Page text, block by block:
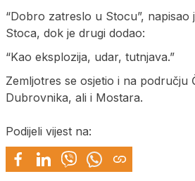
“Dobro zatreslo u Stocu”, napisao
Stoca, dok je drugi dodao:
“Kao eksplozija, udar, tutnjava.”
Zemljotres se osjetio i na području
Dubrovnika, ali i Mostara.
Podijeli vijest na: